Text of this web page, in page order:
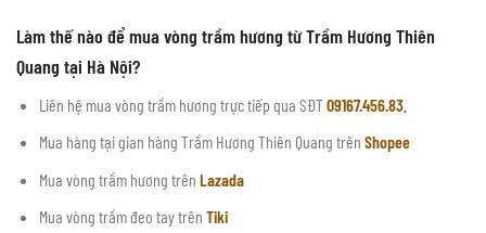
Làm thế nào để mua vòng trầm hương từ Trầm Hương Thiên
Quang tại Hà Nội?
Liên hệ mua vòng trầm hương trực tiếp qua SĐT09167.456.83.
Mua hàng tại gian hàng Trầm Hương Thiên Quang trên Shopee
Mua vòng trầm hương trên Lazada
Mua vòng trầm đeo tay trên Tiki